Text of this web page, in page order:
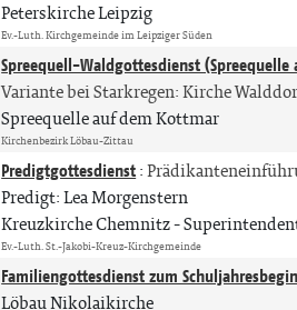
Peterskirche Leipzig
Ev.-Luth. Kirchgemeinde im Leipziger Süden
Spreequell-Waldgottesdienst (Spreequelle
Variante bei Starkregen: Kirche
Spreequelle auf dem Kottmar
Kirchenbezirk Löbau-Zittau
Predigtgottesdienst:
Predigt: Lea Morgenstern
Kreuzkirche Chemnitz
Ev.-Luth. St.-Jakobi-Kreuz-Kirchgemeinde
Familiengottesdienst zum
Löbau Nikolaikirche